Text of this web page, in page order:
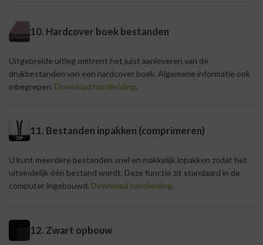
10. Hardcover boek bestanden
Uitgebreide uitleg omtrent het juist aanleveren van de
drukbestanden van een hardcover boek. Algemene informatie ook
inbegrepen. Download handleiding.
11. Bestanden inpakken (comprimeren)
U kunt meerdere bestanden snel en makkelijk inpakken zodat het
uiteindelijk één bestand wordt. Deze functie zit standaard in de
computer ingebouwd. Download handleiding.
12. Zwart opbouw